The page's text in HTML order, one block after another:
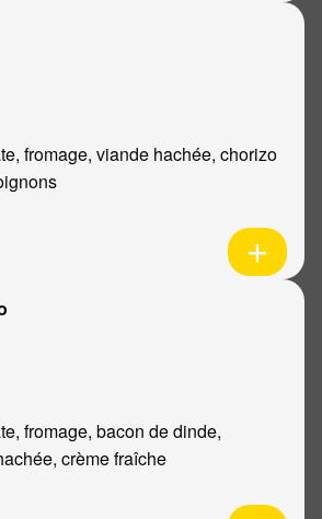
fromage, viande hachée, chorizo
fromage, bacon de dinde,
crème fraîche